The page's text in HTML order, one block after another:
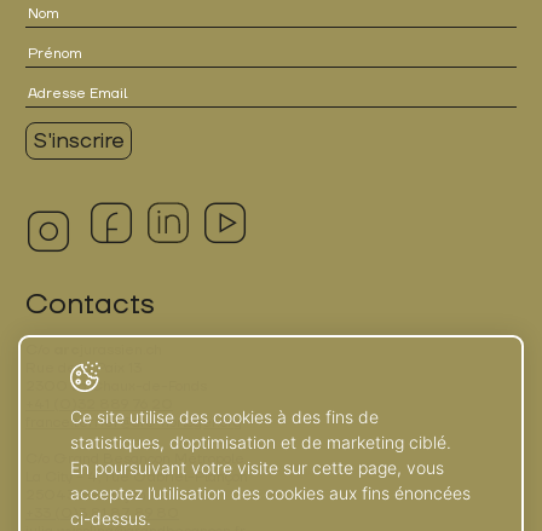
Contacts
Rue de la Paix 13
2300 La Chaux-de-Fonds
france.terrier@arc-horloger.org
C/o Grand Besançon Métropole
La City - 4, rue Gabriel-Plançon
25043 Besançon
+33 (0)3 81 87 89 80
Ce site utilise des cookies à des fins de
statistiques, d’optimisation et de marketing ciblé.
En poursuivant votre visite sur cette page, vous
acceptez l’utilisation des cookies aux fins énoncées
ci-dessus.